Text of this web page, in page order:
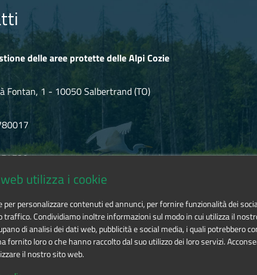
proiezione del film di Flavio Giacchero e Luca Percivalle C
17 uno
dedicato alla danze di Sanfront in Valle Po,
delle aree protette delle Alpi Cozie
Fontan, 1 - 10050 Salbertrand (TO)
utilizza i cookie
per personalizzare contenuti ed annunci, per fornire funzionalità dei
traffico. Condividiamo inoltre informazioni sul modo in cui utilizza il
di analisi dei dati web, pubblicità e social media, i quali potrebbero
fornito loro o che hanno raccolto dal suo utilizzo dei loro servizi.
il nostro sito web.